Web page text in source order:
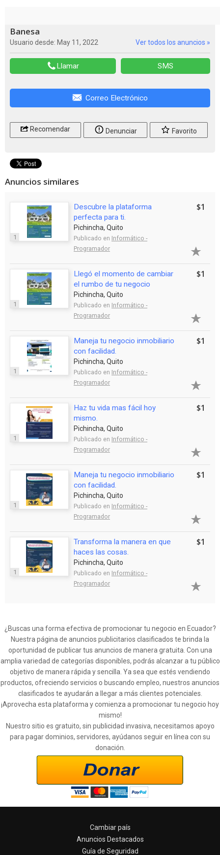
Banesa
Usuario desde: May 11, 2022 Ver todos los anuncios »
Llamar SMS
Correo Electrónico
Recomendar Denunciar Favorito
Anuncios similares
1
Descubre la plataforma
perfecta para ti.
Pichincha, Quito
Publicado en Informático -
Programador
$1
1
Llegó el momento de cambiar
el rumbo de tu negocio
Pichincha, Quito
Publicado en Informático -
Programador
$1
1
Maneja tu negocio inmobiliario
con facilidad.
Pichincha, Quito
Publicado en Informático -
Programador
$1
1
Haz tu vida mas fácil hoy
mismo.
Pichincha, Quito
Publicado en Informático -
Programador
$1
1
Maneja tu negocio inmobiliario
con facilidad.
Pichincha, Quito
Publicado en Informático -
Programador
$1
1
Transforma la manera en que
haces las cosas.
Pichincha, Quito
Publicado en Informático -
Programador
$1
¿Buscas una forma efectiva de promocionar tu negocio en Ecuador?
Nuestra página de anuncios publicitarios clasificados te brinda la
oportunidad de publicar tus anuncios de manera gratuita. Con una
amplia variedad de categorías disponibles, podrás alcanzar a tu público
objetivo de manera rápida y sencilla. Ya sea que estés vendiendo
productos, ofreciendo servicios o buscando empleo, nuestros anuncios
clasificados te ayudarán a llegar a más clientes potenciales.
¡Aprovecha esta plataforma y comienza a promocionar tu negocio hoy
mismo!
Nuestro sitio es gratuito, sin publicidad invasiva, necesitamos apoyo
para pagar dominios, servidores, ayúdanos seguir en línea con su
donación.
Cambiar país
Anuncios Destacados
Guía de Seguridad